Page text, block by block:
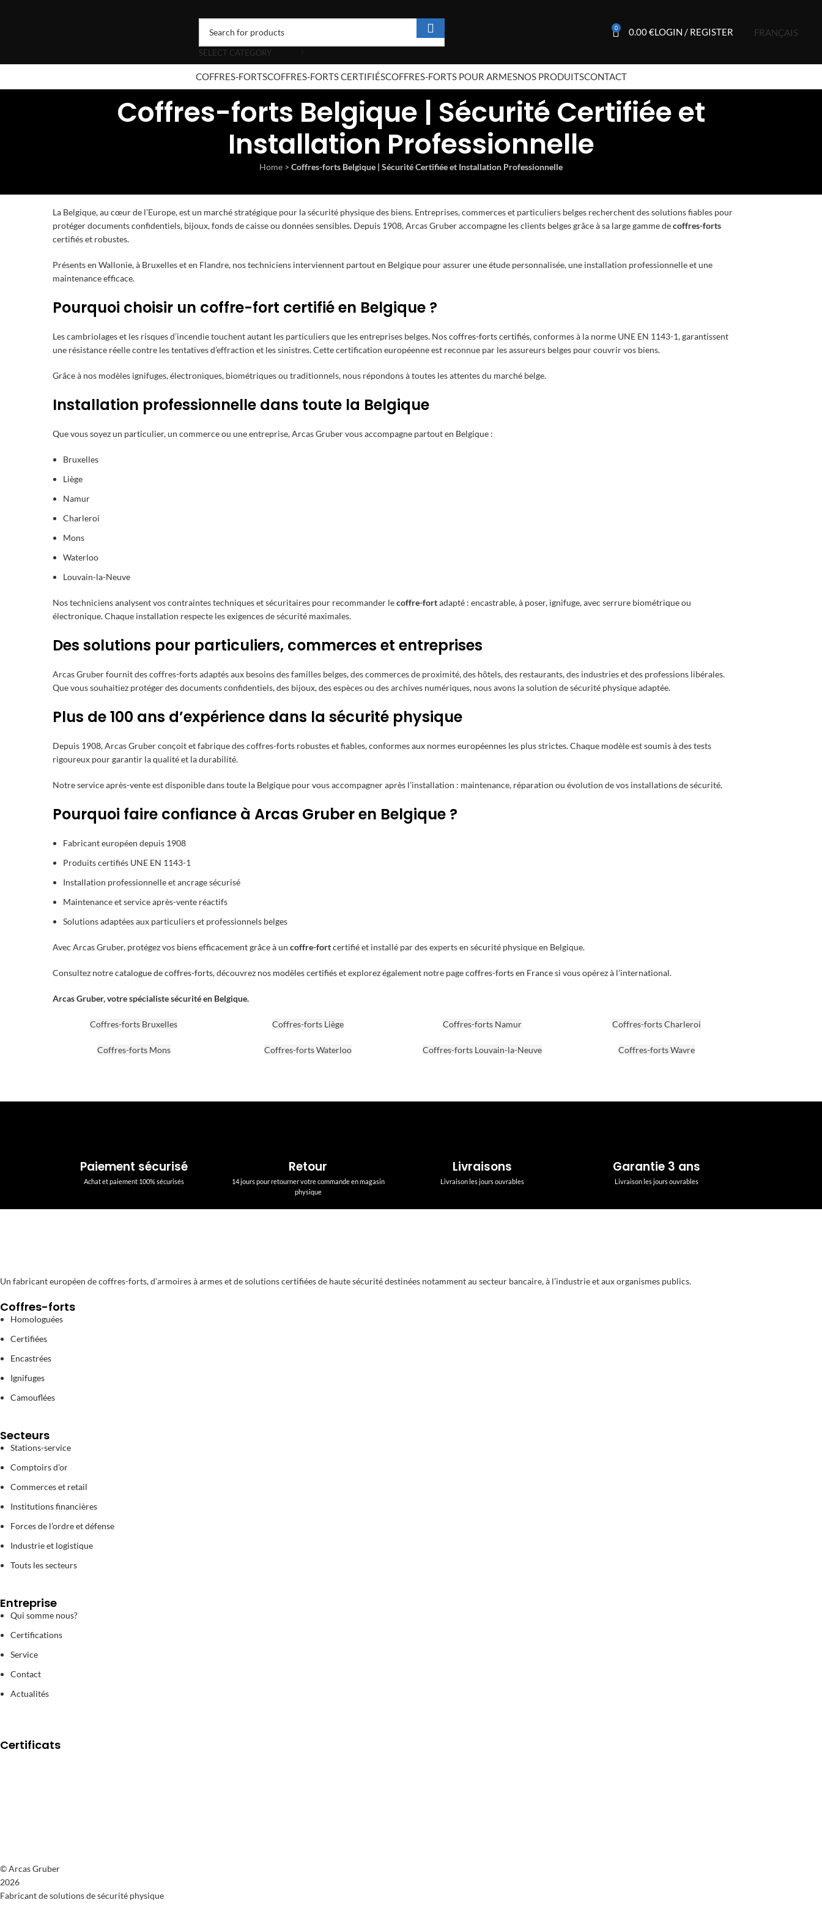
SELECT CATEGORY
0 0.00€LOGIN / REGISTER FRANÇAIS
COFFRES-FORTSCOFFRES-FORTS CERTIFIÉSCOFFRES-FORTS POUR ARMESNOS PRODUITSCONTACT
Coffres-forts Belgique | Sécurité Certifiée et
Installation Professionnelle
Home > Coffres-forts Belgique | Sécurité Certifiée et Installation Professionnelle
La Belgique, au cœur de l’Europe, est un marché stratégique pour la sécurité physique des biens. Entreprises, commerces et particuliers belges recherchent des solutions fiables pour
protéger documents confidentiels, bijoux, fonds de caisse ou données sensibles. Depuis 1908, Arcas Gruber accompagne les clients belges grâce à sa large gamme decoffres-forts
certifiés et robustes.
Présents en Wallonie, à Bruxelles et en Flandre, nos techniciens interviennent partout en Belgique pour assurer une étude personnalisée, une installation professionnelle et une
maintenance efficace.
Pourquoi choisir un coffre-fort certifié en Belgique ?
Les cambriolages et les risques d’incendie touchent autant les particuliers que les entreprises belges. Noscoffres-forts certifiés, conformes à la norme UNE EN 1143-1, garantissent
une résistance réelle contre les tentatives d’effraction et les sinistres. Cette certification européenne est reconnue par les assureurs belges pour couvrir vos biens.
Grâce à nos modèles ignifuges, électroniques, biométriques ou traditionnels, nous répondons à toutes les attentes du marché belge.
Installation professionnelle dans toute la Belgique
Que vous soyez un particulier, un commerce ou une entreprise, Arcas Gruber vous accompagne partout en Belgique :
Bruxelles
Liège
Namur
Charleroi
Mons
Waterloo
Louvain-la-Neuve
Nos techniciens analysent vos contraintes techniques et sécuritaires pour recommander lecoffre-fortadapté : encastrable, à poser, ignifuge, avec serrure biométrique ou
électronique. Chaque installation respecte les exigences de sécurité maximales.
Des solutions pour particuliers, commerces et entreprises
Arcas Gruber fournit des coffres-forts adaptés aux besoins des familles belges, des commerces de proximité, des hôtels, des restaurants, des industries et des professions libérales.
Que vous souhaitiez protéger des documents confidentiels, des bijoux, des espèces ou des archives numériques, nous avons la solution de sécurité physique adaptée.
Plus de 100 ans d’expérience dans la sécurité physique
Depuis 1908, Arcas Gruber conçoit et fabrique des coffres-forts robustes et fiables, conformes aux normes européennes les plus strictes. Chaque modèle est soumis à des tests
rigoureux pour garantir la qualité et la durabilité.
Notre service après-vente est disponible dans toute la Belgique pour vous accompagner après l’installation : maintenance, réparation ou évolution de vos installations de sécurité.
Pourquoi faire confiance à Arcas Gruber en Belgique ?
Fabricant européen depuis 1908
Produits certifiés UNE EN 1143-1
Installation professionnelle et ancrage sécurisé
Maintenance et service après-vente réactifs
Solutions adaptées aux particuliers et professionnels belges
Avec Arcas Gruber, protégez vos biens efficacement grâce à un coffre-fortcertifié et installé par des experts en sécurité physique en Belgique.
Consultez notrecatalogue de coffres-forts, découvrez nos modèles certifiéset explorez également notre pagecoffres-forts en Francesi vous opérez à l’international.
Arcas Gruber, votre spécialiste sécurité en Belgique.
Coffres-forts Bruxelles Coffres-forts Liège Coffres-forts Namur Coffres-forts Charleroi
Coffres-forts Mons Coffres-forts Waterloo Coffres-forts Louvain-la-Neuve Coffres-forts Wavre
Paiement sécurisé
Achat et paiement 100% sécurisés
Retour
14 jours pour retourner votre commande en magasin
physique
Livraisons
Livraison les jours ouvrables
Garantie 3 ans
Livraison les jours ouvrables
Un fabricant européen de coffres-forts, d’armoires à armes et de solutions certifiées de haute sécurité destinées notamment au secteur bancaire, à l’industrie et aux organismes publics.
Coffres-forts
Homologuées
Certifiées
Encastrées
Ignifuges
Camouflées
Secteurs
Stations-service
Comptoirs d’or
Commerces et retail
Institutions financières
Forces de l’ordre et défense
Industrie et logistique
Touts les secteurs
Entreprise
Qui somme nous?
Certifications
Service
Contact
Actualités
Certificats
© Arcas Gruber
2026
Fabricant de solutions de sécurité physique